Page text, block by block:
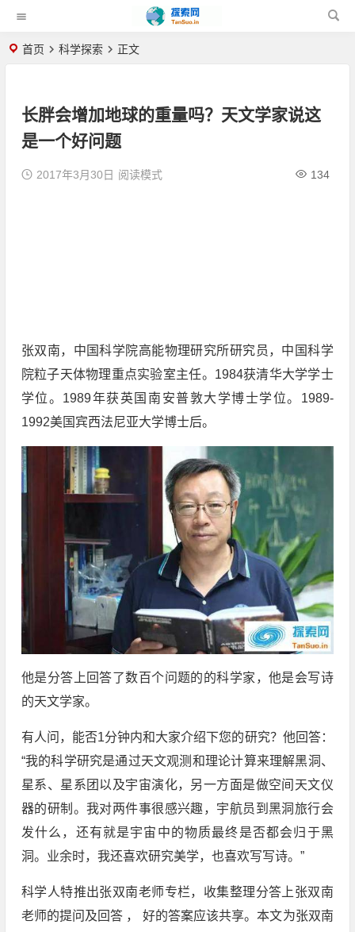
首页 科学探索 正文
长胖会增加地球的重量吗？天文学家说这
是一个好问题
2017年3月30日 134
阅读模式
张双南，中国科学院高能物理研究所研究员，中国科学
院粒子天体物理重点实验室主任。1984获清华大学学士
学位。1989年获英国南安普敦大学博士学位。1989-
1992美国宾西法尼亚大学博士后。
他是分答上回答了数百个问题的的科学家，他是会写诗
的天文学家。
有人问，能否1分钟内和大家介绍下您的研究？他回答：
“我的科学研究是通过天文观测和理论计算来理解黑洞、
星系、星系团以及宇宙演化，另一方面是做空间天文仪
器的研制。我对两件事很感兴趣，宇航员到黑洞旅行会
发什么，还有就是宇宙中的物质最终是否都会归于黑
洞。业余时，我还喜欢研究美学，也喜欢写写诗。”
科学人特推出张双南老师专栏，收集整理分答上张双南
老师的提问及回答 ， 好的答案应该共享。本文为张双南